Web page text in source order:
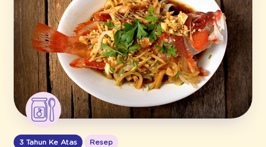
3 Tahun Ke Atas Resep